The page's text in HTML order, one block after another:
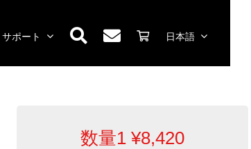
サポート 日本語
数量1 ¥8,420